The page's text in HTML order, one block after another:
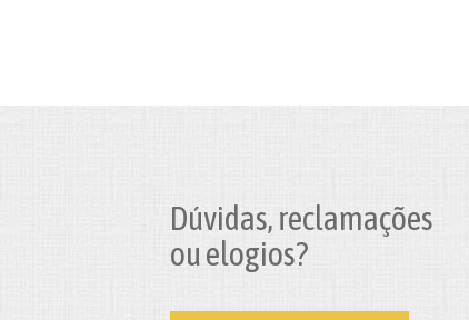
Dúvidas, reclamações
ou elogios?